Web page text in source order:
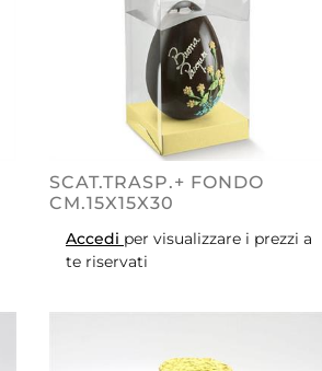
SCAT.TRASP.+ FONDO
CM.15X15X30
Accedi per visualizzare i prezzi a
te riservati